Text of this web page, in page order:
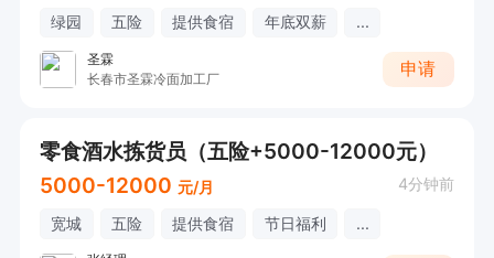
绿园 五险 提供食宿 年底双薪 ...
圣霖
长春市圣霖冷面加工厂
申请
零食酒水拣货员（五险+5000-12000元）
5000-12000 元/月 4分钟前
宽城 五险 提供食宿 节日福利 ...